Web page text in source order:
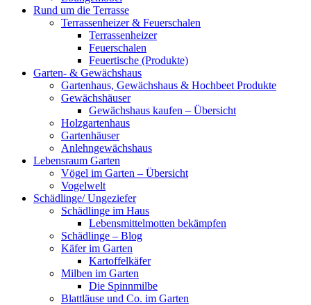
Rund um die Terrasse
Terrassenheizer & Feuerschalen
Terrassenheizer
Feuerschalen
Feuertische (Produkte)
Garten- & Gewächshaus
Gartenhaus, Gewächshaus & Hochbeet Produkte
Gewächshäuser
Gewächshaus kaufen – Übersicht
Holzgartenhaus
Gartenhäuser
Anlehngewächshaus
Lebensraum Garten
Vögel im Garten – Übersicht
Vogelwelt
Schädlinge/ Ungeziefer
Schädlinge im Haus
Lebensmittelmotten bekämpfen
Schädlinge – Blog
Käfer im Garten
Kartoffelkäfer
Milben im Garten
Die Spinnmilbe
Blattläuse und Co. im Garten